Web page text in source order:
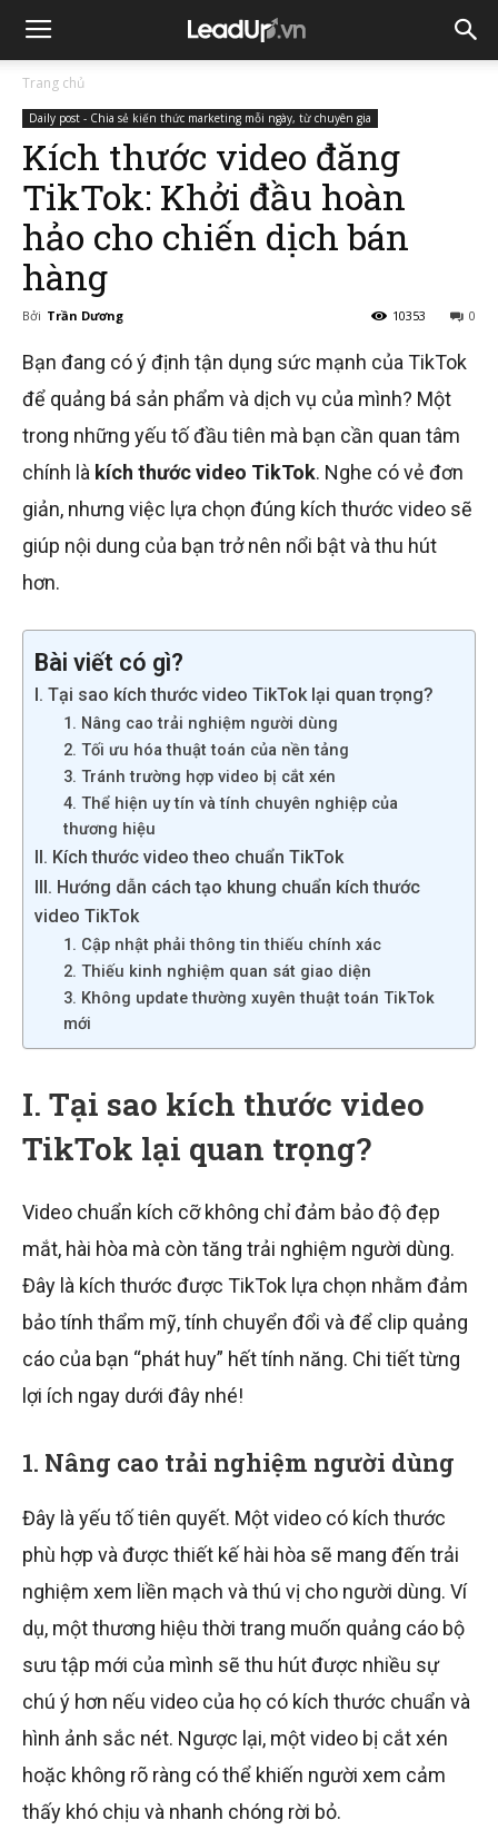
Trang chủ
Daily post - Chia sẻ kiến thức marketing mỗi ngày, từ chuyên gia
Kích thước video đăng
TikTok: Khởi đầu hoàn
hảo cho chiến dịch bán
hàng
Bởi Trần Dương 0
10353
Bạn đang có ý định tận dụng sức mạnh của TikTok
để quảng bá sản phẩm và dịch vụ của mình? Một
trong những yếu tố đầu tiên mà bạn cần quan tâm
chính là kích thước video TikTok. Nghe có vẻ đơn
giản, nhưng việc lựa chọn đúng kích thước video sẽ
giúp nội dung của bạn trở nên nổi bật và thu hút
hơn.
Bài viết có gì?
I. Tại sao kích thước video TikTok lại quan trọng?
1. Nâng cao trải nghiệm người dùng
2. Tối ưu hóa thuật toán của nền tảng
3. Tránh trường hợp video bị cắt xén
4. Thể hiện uy tín và tính chuyên nghiệp của
thương hiệu
II. Kích thước video theo chuẩn TikTok
III. Hướng dẫn cách tạo khung chuẩn kích thước
video TikTok
1. Cập nhật phải thông tin thiếu chính xác
2. Thiếu kinh nghiệm quan sát giao diện
3. Không update thường xuyên thuật toán TikTok
mới
I. Tại sao kích thước video
TikTok lại quan trọng?
Video chuẩn kích cỡ không chỉ đảm bảo độ đẹp
mắt, hài hòa mà còn tăng trải nghiệm người dùng.
Đây là kích thước được TikTok lựa chọn nhằm đảm
bảo tính thẩm mỹ, tính chuyển đổi và để clip quảng
cáo của bạn “phát huy” hết tính năng. Chi tiết từng
lợi ích ngay dưới đây nhé!
1. Nâng cao trải nghiệm người dùng
Đây là yếu tố tiên quyết. Một video có kích thước
phù hợp và được thiết kế hài hòa sẽ mang đến trải
nghiệm xem liền mạch và thú vị cho người dùng. Ví
dụ, một thương hiệu thời trang muốn quảng cáo bộ
sưu tập mới của mình sẽ thu hút được nhiều sự
chú ý hơn nếu video của họ có kích thước chuẩn và
hình ảnh sắc nét. Ngược lại, một video bị cắt xén
hoặc không rõ ràng có thể khiến người xem cảm
thấy khó chịu và nhanh chóng rời bỏ.